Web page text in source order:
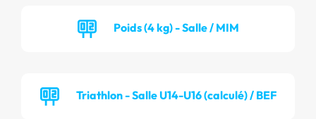
Poids (4 kg) - Salle / MIM
Triathlon - Salle U14-U16 (calculé) / BEF